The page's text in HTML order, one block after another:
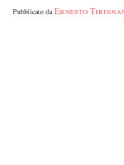
Pubblicato daErnesto